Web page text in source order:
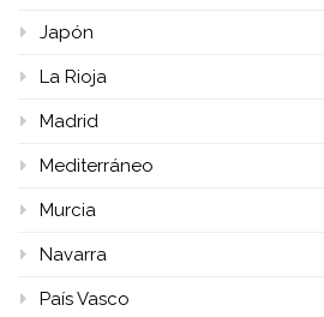
Japón
La Rioja
Madrid
Mediterráneo
Murcia
Navarra
País Vasco